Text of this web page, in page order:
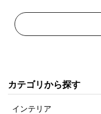
カテゴリから探す
インテリア